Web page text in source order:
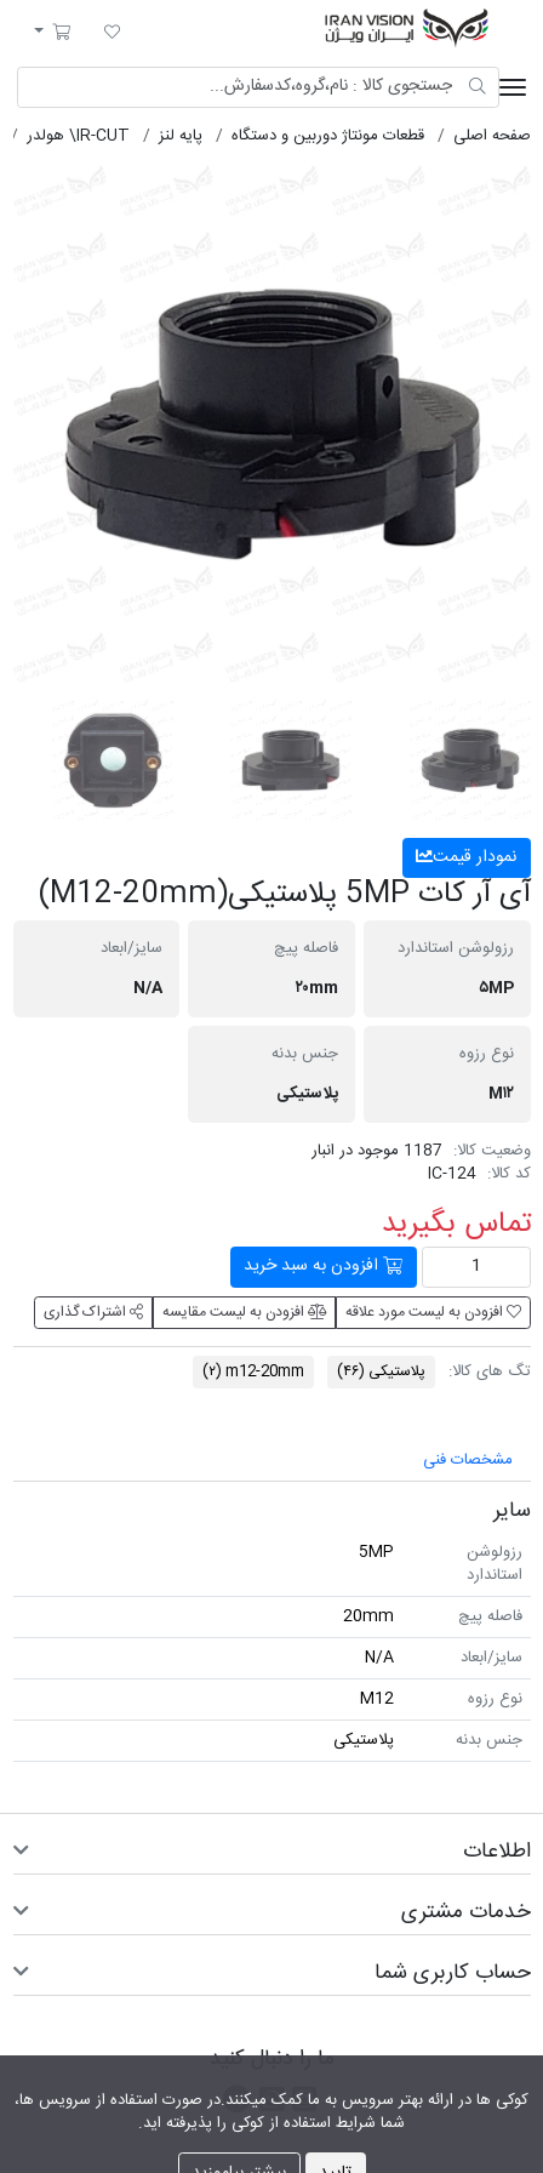
کوکی ها در ارائه بهتر سرویس‎ به ما کمک می‎کنند.در صورت استفاده از سرویس ها،
شما شرایط استفاده از کوکی را پذیرفته اید.
لیست مورد علاقه
سبد خرید
صفحه اصلی قطعات مونتاژ دوربین و دستگاه پایه لنز IR-CUT\ هولدر
نمودار قیمت
آی آر کات 5MP پلاستیکی(M12-20mm)
رزولوشن استاندارد
۵MP
فاصله پیچ
۲۰mm
سایز/ابعاد
N/A
نوع رزوه
M۱۲
جنس بدنه
پلاستیکی
وضعیت کالا: 1187 موجود در انبار
کد کالا: IC-124
تماس بگیرید
افزودن به سبد خرید
افزودن به لیست مورد علاقه افزودن به لیست مقایسه اشتراک گذاری
تگ های کالا: پلاستیکی (۴۶) m12-20mm (۲)
مشخصات فنی
سایر
رزولوشن
استاندارد
5MP
فاصله پیچ
20mm
سایز/ابعاد
N/A
نوع رزوه
M12
جنس بدنه
پلاستیکی
اطلاعات
خدمات مشتری
حساب کاربری شما
ما را دنبال کنید
اینستاگرام
پیام رسان واتس اپ
کانال تلگرام